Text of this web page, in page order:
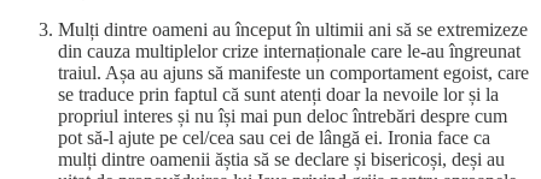
Mulți dintre oameni au început în ultimii ani să se extremizeze
din cauza multiplelor crize internaționale care le-au îngreunat
traiul. Așa au ajuns să manifeste un comportament egoist, care
se traduce prin faptul că sunt atenți doar la nevoile lor și la
propriul interes și nu își mai pun deloc întrebări despre cum
pot să-l ajute pe cel/cea sau cei de lângă ei. Ironia face ca
mulți dintre oamenii ăștia să se declare și bisericoși, deși au